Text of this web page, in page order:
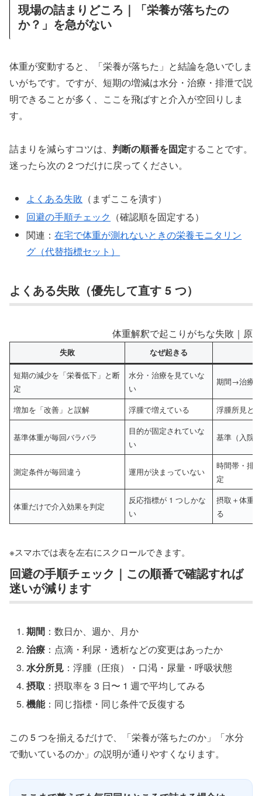
現場の詰まりどころ｜「栄養が落ちたの
か？」を急がない
体重が変動すると、「栄養が落ちた」と結論を急いでしま
いがちです。ですが、短期の増減は水分・治療・排泄で説
明できることが多く、ここを飛ばすと介入が空回りしま
す。
詰まりを減らすコツは、 判断の順番を固定することです。
迷ったら次の 2 つだけに戻ってください。
よくある失敗 （まずここを潰す）
回避の手順チェック （確認順を固定する）
関連：在宅で体重が測れないときの栄養モニタリン
グ（代替指標セット）
よくある失敗（優先して直す 5 つ）
体重解釈で起こりがちな失敗｜原
失敗 なぜ起きる
短期の減少を「栄養低下」と断
定
水分・治療を見ていな
い
期間→治療→
増加を「改善」と誤解 浮腫で増えている 浮腫所見と
基準体重が毎回バラバラ
目的が固定されていな
い
基準（入院
測定条件が毎回違う 運用が決まっていない
時間帯・排
定
体重だけで介入効果を判定
反応指標が 1 つしかな
い
摂取＋体重
る
※スマホでは表を左右にスクロールできます。
回避の手順チェック｜この順番で確認すれば
迷いが減ります
期間 ：数日か、週か、月か
治療 ：点滴・利尿・透析などの変更はあったか
水分所見 ：浮腫（圧痕）・口渇・尿量・呼吸状態
摂取 ：摂取率を 3 日〜 1 週で平均してみる
機能：同じ指標・同じ条件で反復する
この 5 つを揃えるだけで、「栄養が落ちたのか」「水分
で動いているのか」の説明が通りやすくなります。